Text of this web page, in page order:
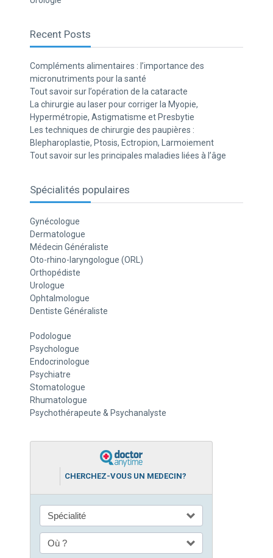
Recent Posts
Compléments alimentaires : l’importance des
micronutriments pour la santé
Tout savoir sur l’opération de la cataracte
La chirurgie au laser pour corriger la Myopie,
Hypermétropie, Astigmatisme et Presbytie
Les techniques de chirurgie des paupières :
Blepharoplastie, Ptosis, Ectropion, Larmoiement
Tout savoir sur les principales maladies liées à l’âge
Spécialités populaires
Gynécologue
Dermatologue
Médecin Généraliste
Oto-rhino-laryngologue (ORL)
Orthopédiste
Urologue
Ophtalmologue
Dentiste Généraliste
Podologue
Psychologue
Endocrinologue
Psychiatre
Stomatologue
Rhumatologue
Psychothérapeute & Psychanalyste
CHERCHEZ-VOUS UN MEDECIN?